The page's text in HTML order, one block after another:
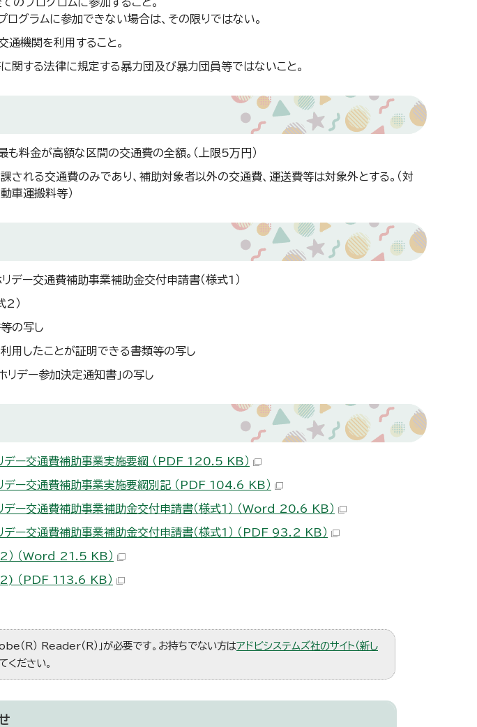
グラムに参加できない場合は、その限りではない。
通機関を利用すること。
関する法律に規定する暴力団及び暴力団員等ではないこと。
料金が高額な区間の交通費の全額。（上限5万円）
れる交通費のみであり、補助対象者以外の交通費、運送費等は対象外とする。（対
車運搬料等）
デー交通費補助事業補助金交付申請書（様式1）
2）
の写し
用したことが証明できる書類等の写し
リデー参加決定通知書」の写し
デー交通費補助事業実施要綱 （PDF 120.5 KB）
デー交通費補助事業実施要綱別記 （PDF 104.6 KB）
デー交通費補助事業補助金交付申請書（様式1） （Word 20.6 KB）
デー交通費補助事業補助金交付申請書（様式1） （PDF 93.2 KB）
） （Word 21.5 KB）
（PDF 113.6 KB）
（R） Reader（R）」が必要です。お持ちでない方はアドビシステムズ社のサイト（新し
ください。